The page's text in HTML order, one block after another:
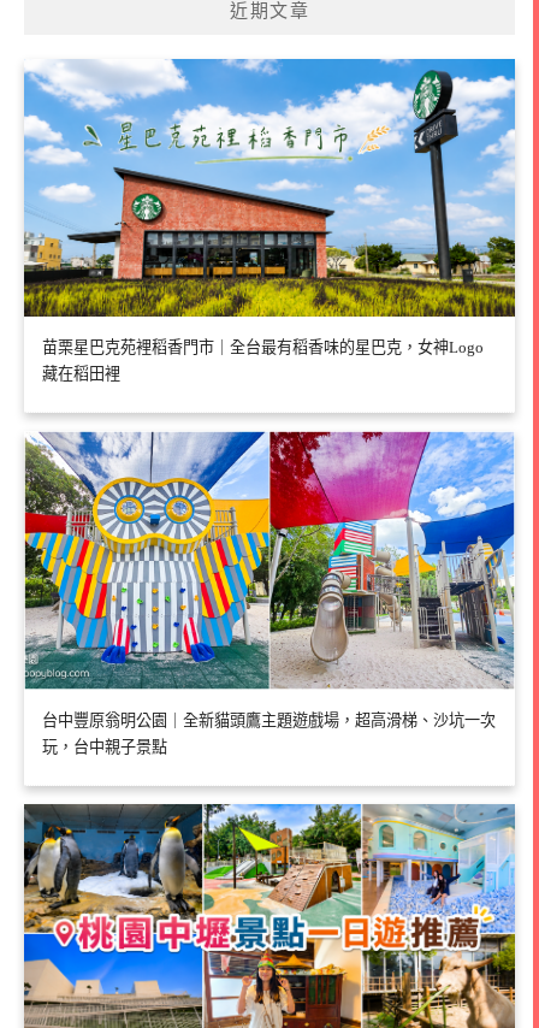
近期文章
苗栗星巴克苑裡稻香門市｜全台最有稻香味的星巴克，女神Logo
藏在稻田裡
台中豐原翁明公園｜全新貓頭鷹主題遊戲場，超高滑梯、沙坑一次
玩，台中親子景點